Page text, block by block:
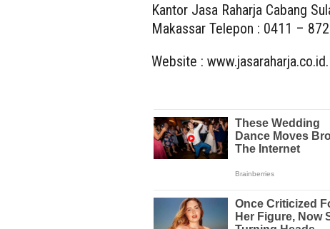
Kantor Jasa Raharja Cabang
Makassar Telepon : 0411 –
Website : www.jasaraharja.co.id.